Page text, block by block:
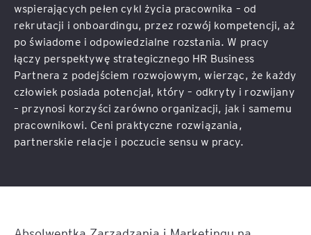
wspierających pełen cykl życia pracownika – od
rekrutacji i onboardingu, przez rozwój kompetencji, aż
po świadome i odpowiedzialne rozstania. W pracy
łączy perspektywę strategicznego HR Business
Partnera z podejściem rozwojowym, wierząc, że każdy
człowiek posiada potencjał, który – odkryty i rozwijany
– przynosi korzyści zarówno organizacji, jak i samemu
pracownikowi. Ceni praktyczne rozwiązania,
partnerskie relacje i poczucie sensu w pracy.